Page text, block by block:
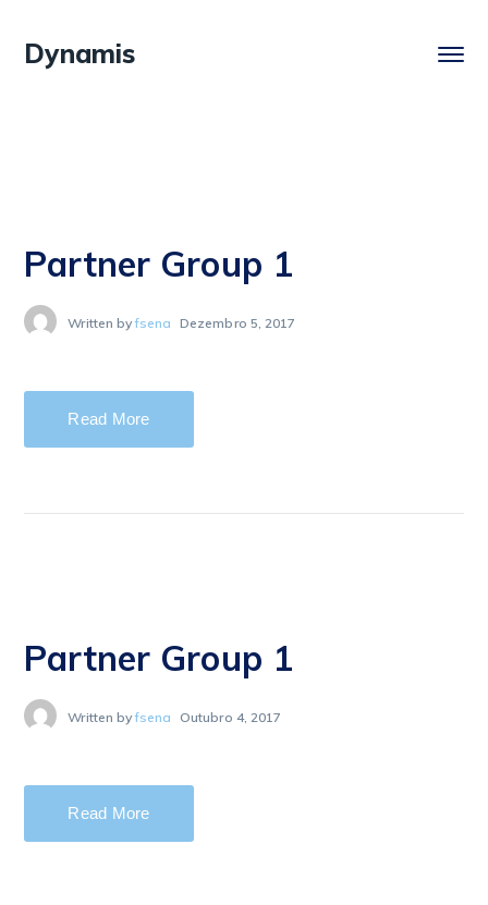
Dynamis
Partner Group 1
Written byfsena Dezembro 5, 2017
Read More
Partner Group 1
Written byfsena Outubro 4, 2017
Read More